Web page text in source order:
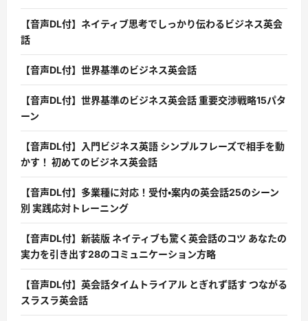
【音声DL付】ネイティブ思考でしっかり伝わるビジネス英会
話
【音声DL付】世界基準のビジネス英会話
【音声DL付】世界基準のビジネス英会話 重要交渉戦略15パタ
ーン
【音声DL付】入門ビジネス英語 シンプルフレーズで相手を動
かす！ 初めてのビジネス英会話
【音声DL付】多業種に対応！受付・案内の英会話25のシーン
別 実践応対トレーニング
【音声DL付】新装版 ネイティブも驚く英会話のコツ あなたの
実力を引き出す28のコミュニケーション方略
【音声DL付】英会話タイムトライアル とぎれず話す つながる
スラスラ英会話